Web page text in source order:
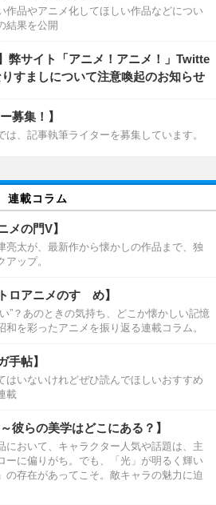
作品やアニメ化してほしい作品などについ
結果を公開
弊サイト「アニメ！アニメ！」Twitte
すましについて注意喚起のお知らせ
募集！】
は、記事執筆ライターを募集しています。
連載コラム
メの門V】
亮太が、最新作から懐かしの作品まで、独
ップ。
ロアニメのすゝめ】
”？あのときの気持ち、どこか懐かしい記憶
を彩ったアニメを振り返る連載コラム。
手帖】
はいないけれどぜひ読んでほしいおすすめ
載
彼らの美学はどこにある？】
において、キャラクター人気や話題は、主
ーに偏りがち。でも、「光」が明るく輝い
の存在があってこそ。敵キャラの魅力に迫